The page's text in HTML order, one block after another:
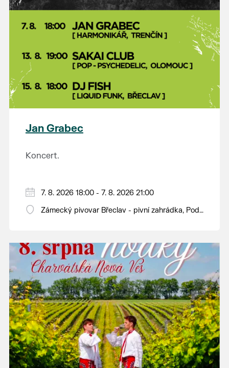
Jan Grabec
Koncert.
7. 8. 2026 18:00 - 7. 8. 2026 21:00
Zámecký pivovar Břeclav - pivní zahrádka, Pod